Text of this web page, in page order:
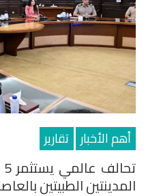
أهم الأخبار تقارير
المدينتين الطبيتين